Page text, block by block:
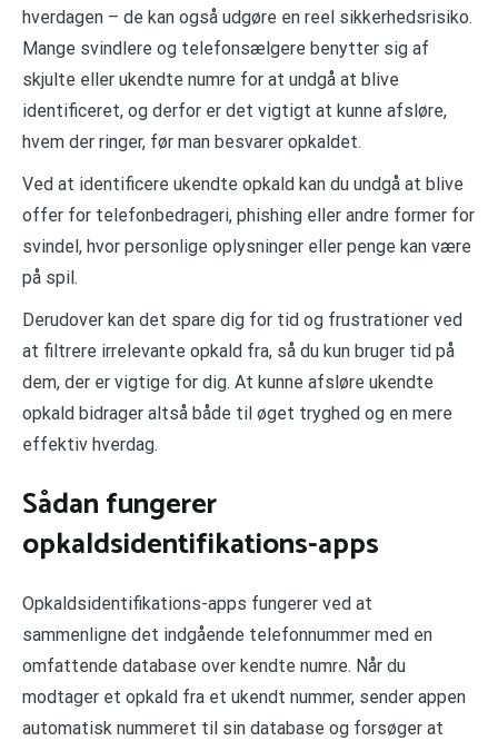
hverdagen – de kan også udgøre en reel sikkerhedsrisiko.
Mange svindlere og telefonsælgere benytter sig af
skjulte eller ukendte numre for at undgå at blive
identificeret, og derfor er det vigtigt at kunne afsløre,
hvem der ringer, før man besvarer opkaldet.
Ved at identificere ukendte opkald kan du undgå at blive
offer for telefonbedrageri, phishing eller andre former for
svindel, hvor personlige oplysninger eller penge kan være
på spil.
Derudover kan det spare dig for tid og frustrationer ved
at filtrere irrelevante opkald fra, så du kun bruger tid på
dem, der er vigtige for dig. At kunne afsløre ukendte
opkald bidrager altså både til øget tryghed og en mere
effektiv hverdag.
Sådan fungerer
opkaldsidentifikations-apps
Opkaldsidentifikations-apps fungerer ved at
sammenligne det indgående telefonnummer med en
omfattende database over kendte numre. Når du
modtager et opkald fra et ukendt nummer, sender appen
automatisk nummeret til sin database og forsøger at